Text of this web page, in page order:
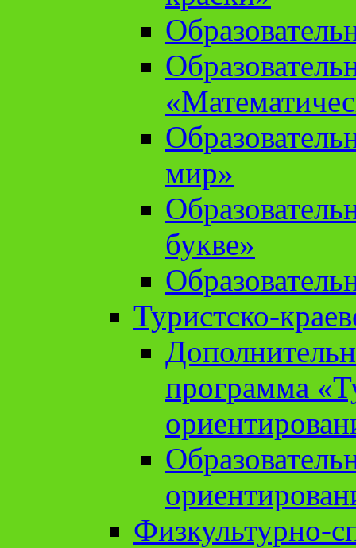
мир»
букве»
Туристско-
программа
Физкультурно-